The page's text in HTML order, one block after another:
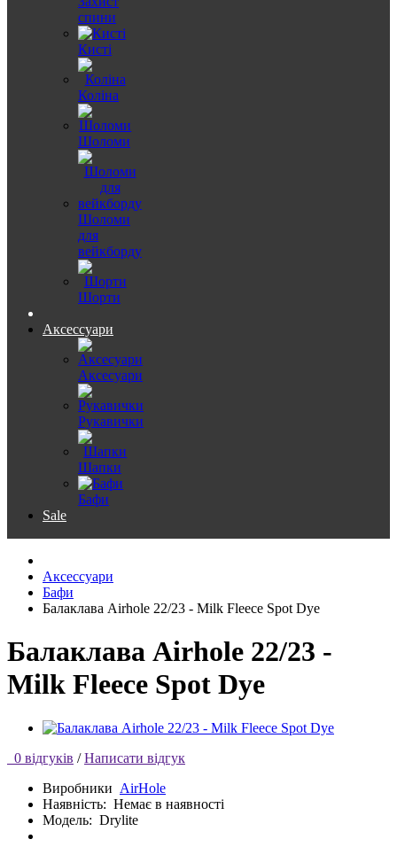
спини
Кисті
Коліна
Шоломи
Шоломи
для
вейкборду
Шорти
Аксессуари
Аксесуари
Рукавички
Шапки
Бафи
Sale
Аксессуари
Бафи
Балаклава Airhole 22/23 - Milk Fleece Spot Dye
Балаклава Airhole 22/23 -
Milk Fleece Spot Dye
0 відгуків / Написати відгук
Виробники AirHole
Наявність: Немає в наявності
Модель: Drylite